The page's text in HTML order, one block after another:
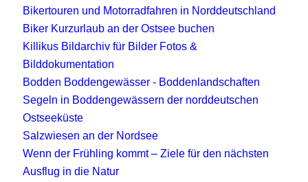
Bikertouren und Motorradfahren in Norddeutschland
Biker Kurzurlaub an der Ostsee buchen
Killikus Bildarchiv für Bilder Fotos &
Bilddokumentation
Bodden Boddengewässer - Boddenlandschaften
Segeln in Boddengewässern der norddeutschen
Ostseeküste
Salzwiesen an der Nordsee
Wenn der Frühling kommt – Ziele für den nächsten
Ausflug in die Natur